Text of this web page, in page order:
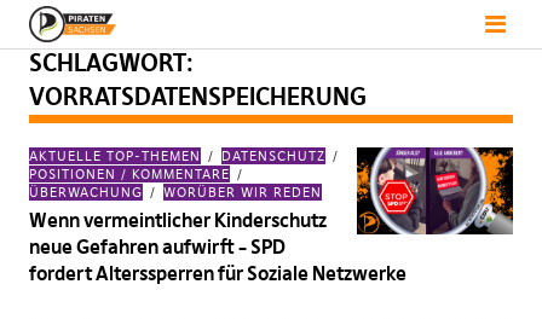
SCHLAGWORT:
VORRATSDATENSPEICHERUNG
AKTUELLE TOP-THEMEN
DATENSCHUTZ
POSITIONEN / KOMMENTARE
ÜBERWACHUNG
WORÜBER WIR REDEN
Wenn vermeintlicher Kinderschutz
neue Gefahren aufwirft – SPD
fordert Alterssperren für Soziale Netzwerke